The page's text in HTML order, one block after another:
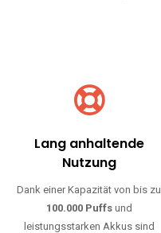
Lang anhaltende
Nutzung
Dank einer Kapazität von bis zu
100.000 Puffsund
leistungsstarken Akkus sind